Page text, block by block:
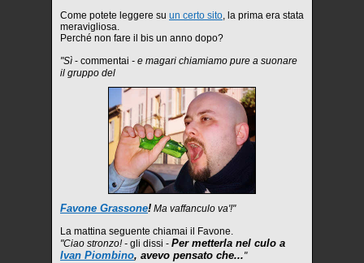
Come potete leggere su un certo sito, la prima era stata
meravigliosa.
Perché non fare il bis un anno dopo?
"Sì - commentai - e magari chiamiamo pure a suonare
il gruppo del
Favone Grassone! Ma vaffanculo va'!"
La mattina seguente chiamai il Favone.
"Ciao stronzo! - gli dissi - Per metterla nel culo a
Ivan Piombino, avevo pensato che..."